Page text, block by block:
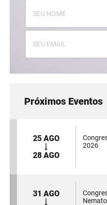
Próximos Eventos
25 AGO
28 AGO
2026
31 AGO